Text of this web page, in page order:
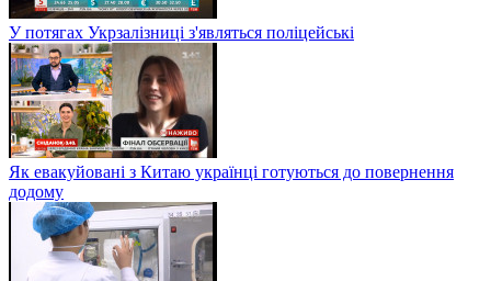
У потягах Укрзалізниці з'являться поліцейські
Як евакуйовані з Китаю українці готуються до повернення
додому